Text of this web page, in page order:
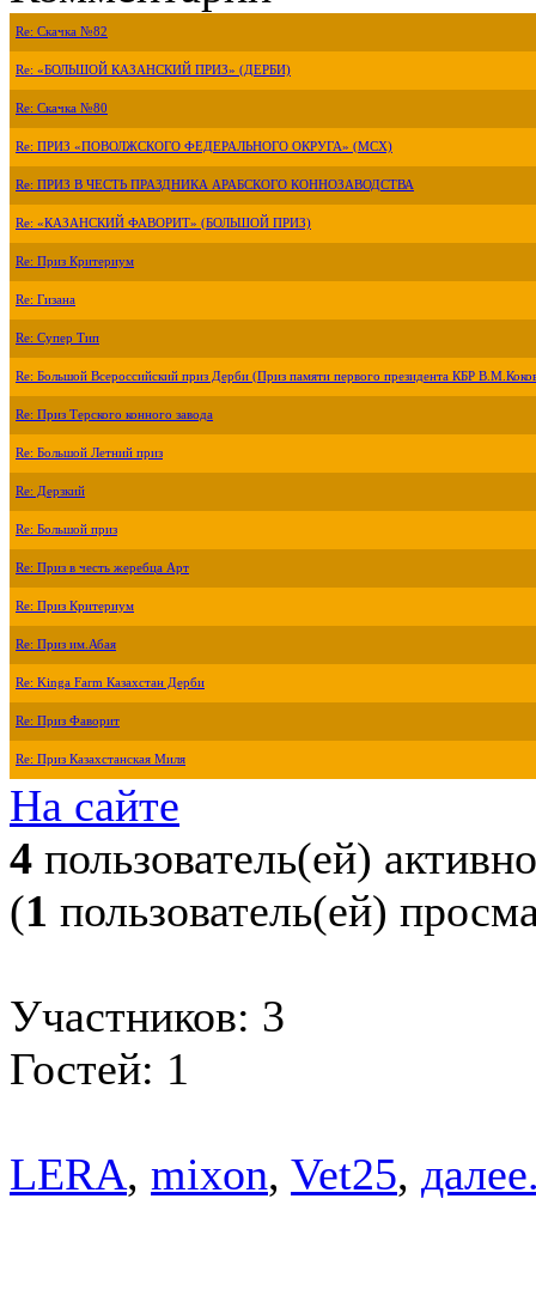
Re: Скачка №82
Re: «БОЛЬШОЙ КАЗАНСКИЙ ПРИЗ» (ДЕРБИ)
Re: Скачка №80
Re: ПРИЗ «ПОВОЛЖСКОГО ФЕДЕРАЛЬНОГО ОКРУГА» (МСХ)
Re: ПРИЗ В ЧЕСТЬ ПРАЗДНИКА АРАБСКОГО КОННОЗАВОДСТВА
Re: «КАЗАНСКИЙ ФАВОРИТ» (БОЛЬШОЙ ПРИЗ)
Re: Приз Критериум
Re: Гизана
Re: Супер Тип
Re: Большой Всероссийский приз Дерби (Приз памяти первого президента КБР
Re: Приз Терского конного завода
Re: Большой Летний приз
Re: Дерзкий
Re: Большой приз
Re: Приз в честь жеребца Арт
Re: Приз Критериум
Re: Приз им.Абая
Re: Kinga Farm Казахстан Дерби
Re: Приз Фаворит
Re: Приз Казахстанская Миля
На сайте
4 пользователь(ей) активно
(1 пользователь(ей)
Участников: 3
Гостей: 1
LERA, mixon, Vet25,